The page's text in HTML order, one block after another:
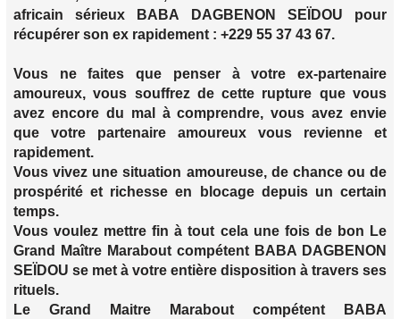
africain sérieux BABA DAGBENON SEÏDOU pour
récupérer son ex rapidement : +229 55 37 43 67.
Vous ne faites que penser à votre ex-partenaire
amoureux, vous souffrez de cette rupture que vous
avez encore du mal à comprendre, vous avez envie
que votre partenaire amoureux vous revienne et
rapidement.
Vous vivez une situation amoureuse, de chance ou de
prospérité et richesse en blocage depuis un certain
temps.
Vous voulez mettre fin à tout cela une fois de bon Le
Grand Maître Marabout compétent BABA DAGBENON
SEÏDOU se met à votre entière disposition à travers ses
rituels.
Le Grand Maitre Marabout compétent BABA